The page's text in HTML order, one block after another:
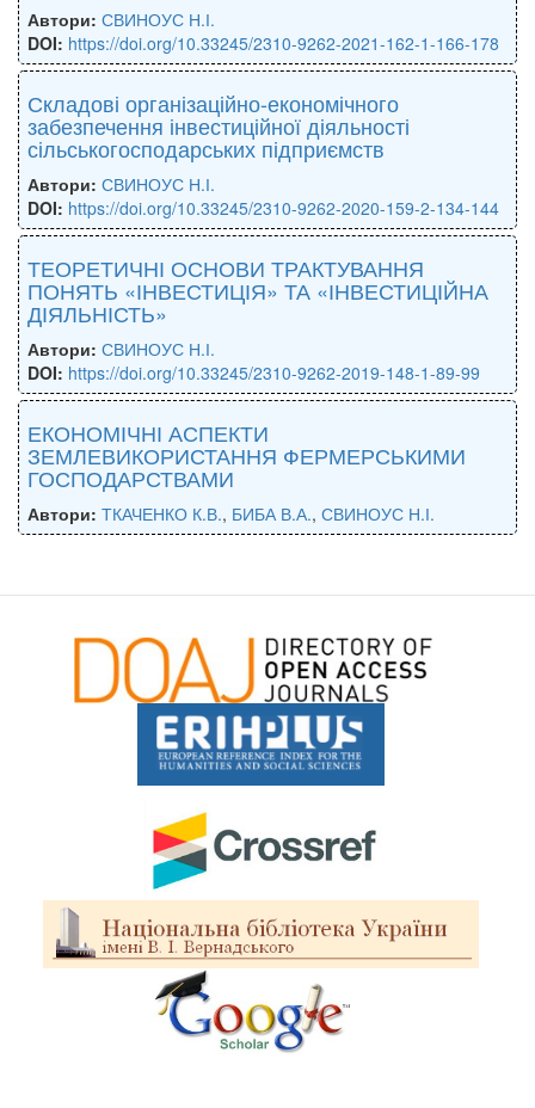
Автори: СВИНОУС Н.І.
DOI: https://doi.org/10.33245/2310-9262-2021-162-1-166-178
Складові організаційно-економічного
забезпечення інвестиційної діяльності
сільськогосподарських підприємств
Автори: СВИНОУС Н.І.
DOI: https://doi.org/10.33245/2310-9262-2020-159-2-134-144
ТЕОРЕТИЧНІ ОСНОВИ ТРАКТУВАННЯ
ПОНЯТЬ «ІНВЕСТИЦІЯ» ТА «ІНВЕСТИЦІЙНА
ДІЯЛЬНІСТЬ»
Автори: СВИНОУС Н.І.
DOI: https://doi.org/10.33245/2310-9262-2019-148-1-89-99
ЕКОНОМІЧНІ АСПЕКТИ
ЗЕМЛЕВИКОРИСТАННЯ ФЕРМЕРСЬКИМИ
ГОСПОДАРСТВАМИ
Автори: ТКАЧЕНКО К.В., БИБА В.А., СВИНОУС Н.І.